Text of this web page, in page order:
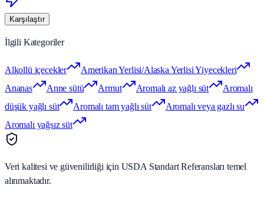
Karşılaştır
İlgili Kategoriler
Alkollü içecekler
Amerikan Yerlisi/Alaska Yerlisi Yiyecekleri
Ananas
Anne sütü Armut Aromalı az yağlı süt
Aromalı
düşük yağlı süt
Aromalı tam yağlı süt
Aromalı veya gazlı su
Aromalı yağsız süt
Veri kalitesi ve güvenilirliği için USDA Standart Referansları temel
alınmaktadır.